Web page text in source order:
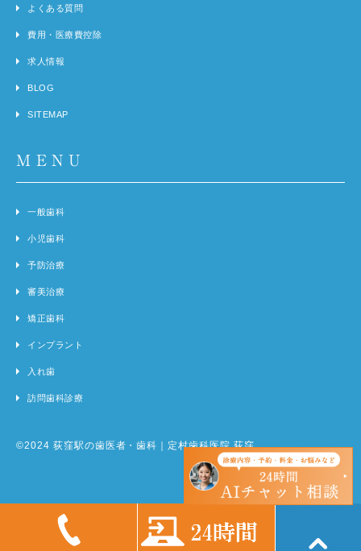
よくある質問
費用・医療費控除
求人情報
BLOG
SITEMAP
MENU
一般歯科
小児歯科
予防治療
審美治療
矯正歯科
インプラント
入れ歯
訪問歯科診療
©2024 荻窪駅の歯医者・歯科｜定村歯科医院 荻窪